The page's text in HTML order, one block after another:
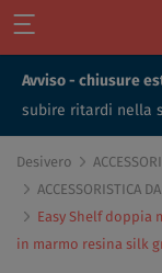
Avviso - chiusure
subire ritardi nella
Desivero
ACCESSORISTICA
Easy Shelf doppia
in marmo resina silk